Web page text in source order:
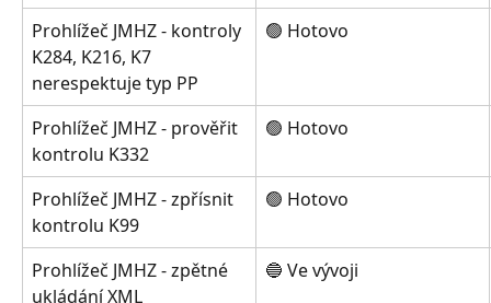
Prohlížeč JMHZ - kontroly
K284, K216, K7
nerespektuje typ PP
🟢 Hotovo
Prohlížeč JMHZ - prověřit
kontrolu K332
🟢 Hotovo
Prohlížeč JMHZ - zpřísnit
kontrolu K99
🟢 Hotovo
Prohlížeč JMHZ - zpětné
ukládání XML
🔵 Ve vývoji